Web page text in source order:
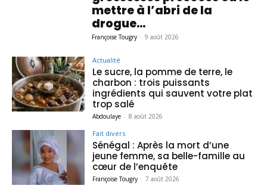
mettre à l’abri de la
drogue...
Françoise Tougry - 9 août 2026
Actualité
Le sucre, la pomme de terre, le
charbon : trois puissants
ingrédients qui sauvent votre plat
trop salé
Abdoulaye - 8 août 2026
Fait divers
Sénégal : Après la mort d’une
jeune femme, sa belle-famille au
cœur de l’enquête
Françoise Tougry - 7 août 2026